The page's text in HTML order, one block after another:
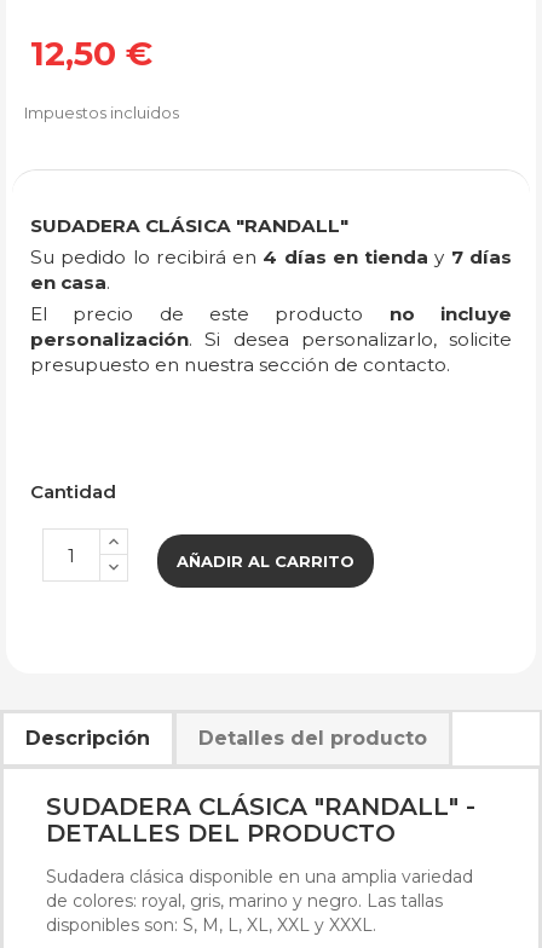
12,50 €
Impuestos incluidos
SUDADERA CLÁSICA "RANDALL"
Su pedido lo recibirá en 4 días en tienda y 7 días
en casa.
El precio de este producto no incluye
personalización. Si desea personalizarlo, solicite
presupuesto en nuestra sección de contacto.
Cantidad
AÑADIR AL CARRITO
Descripción Detalles del producto
SUDADERA CLÁSICA "RANDALL" -
DETALLES DEL PRODUCTO
Sudadera clásica disponible en una amplia variedad
de colores: royal, gris, marino y negro. Las tallas
disponibles son: S, M, L, XL, XXL y XXXL.